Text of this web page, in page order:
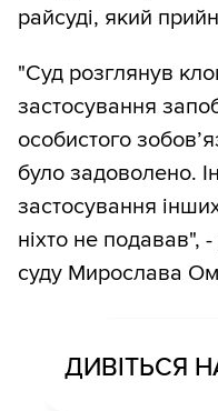
райсуді, який
"Суд розглянув
застосування
особистого
було задоволено.
застосування
ніхто не подавав",
суду Мирослава
ДИВІТЬСЯ